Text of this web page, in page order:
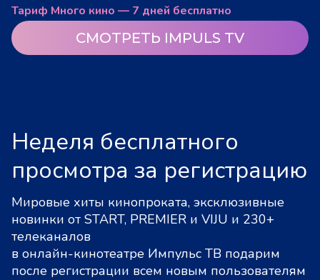
Тариф Много кино — 7 дней бесплатно
СМОТРЕТЬ IMPULS TV
Неделя бесплатного
просмотра за регистрацию
Мировые хиты кинопроката, эксклюзивные
новинки от START, PREMIER и VIJU и 230+
телеканалов
в онлайн-кинотеатре Импульс ТВ подарим
после регистрации всем новым пользователям